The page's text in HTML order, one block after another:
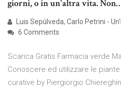
giorni, o in un'altra vita.
Luis Sepúlveda, Carlo Petrini -
6 Comments
Scarica Gratis Farmacia verde
Conoscere ed utilizzare le
curative by Piergiorgio Chiereghin